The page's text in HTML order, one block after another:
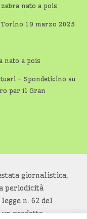
nato a pois
19 marzo 2025
nato a pois
- Spondeticino su
per il Gran
giornalistica,
periodicità
n. 62 del
un prodotto